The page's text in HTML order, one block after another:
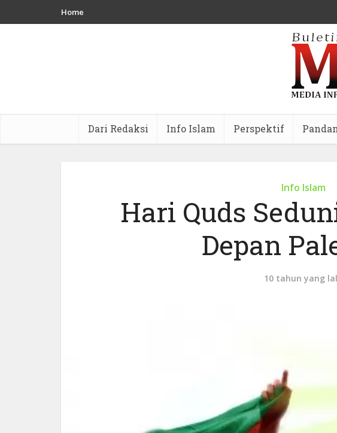
Home
Dari Redaksi Info Islam Perspektif
Info Islam
Hari Quds
Depan
10 tahun yang